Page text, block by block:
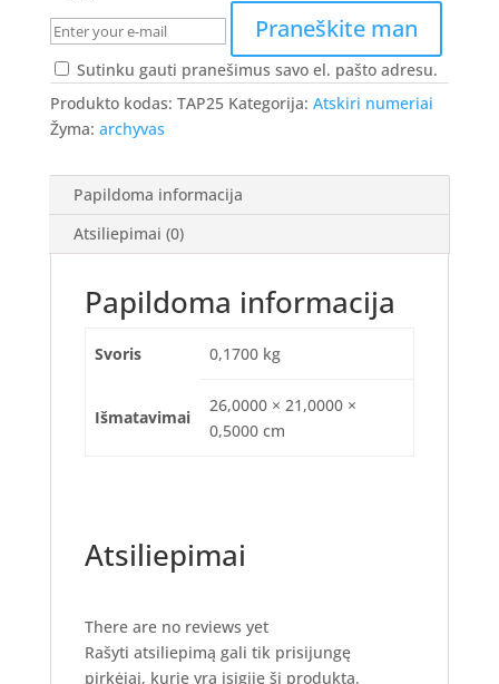
Praneškite man
Sutinku gauti pranešimus savo el. pašto adresu.
Produkto kodas: TAP25 Kategorija: Atskiri numeriai
Žyma: archyvas
Papildoma informacija
Atsiliepimai (0)
Papildoma informacija
Svoris 0,1700 kg
Išmatavimai
26,0000 × 21,0000 ×
0,5000 cm
Atsiliepimai
There are no reviews yet
Rašyti atsiliepimą gali tik prisijungę
pirkėjai, kurie yra įsigiję šį produktą.